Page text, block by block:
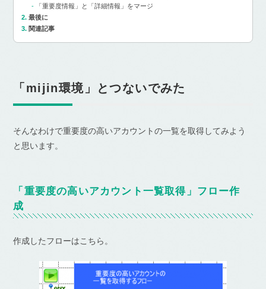
「重要度情報」と「詳細情報」をマージ
最後に
関連記事
「mijin環境」とつないでみた
そんなわけで重要度の高いアカウントの一覧を取得してみよう
と思います。
「重要度の高いアカウント一覧取得」フロー作
成
作成したフローはこちら。